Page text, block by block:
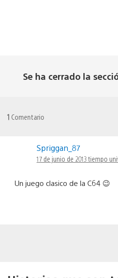
Se ha cerrado la
1 Comentario
Spriggan_87
17 de junio de 2013 tiempo
Un juego clasico de la C64 😉